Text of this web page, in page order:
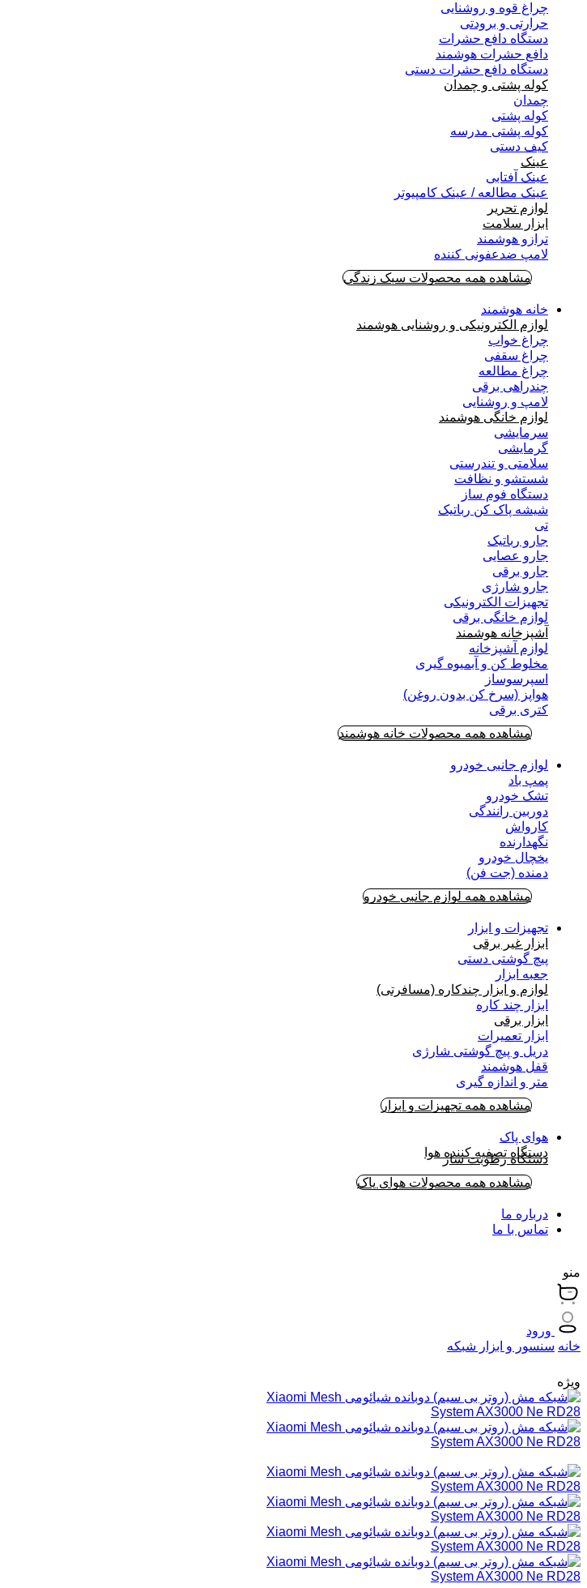
چراغ قوه و روشنایی
حرارتی و برودتی
دستگاه دافع حشرات
دافع حشرات هوشمند
دستگاه دافع حشرات دستی
کوله پشتی و چمدان
چمدان
کوله پشتی
کوله پشتی مدرسه
کیف دستی
عینک
عینک آفتابی
عینک مطالعه / عینک کامپیوتر
لوازم تحریر
ابزار سلامت
ترازو هوشمند
لامپ ضدعفونی کننده
مشاهده همه محصولات سبک زندگی
خانه هوشمند
لوازم الکترونیکی و روشنایی هوشمند
چراغ خواب
چراغ سقفی
چراغ مطالعه
چندراهی برقی
لامپ و روشنایی
لوازم خانگی هوشمند
سرمایشی
گرمایشی
سلامتی و تندرستی
شستشو و نظافت
دستگاه فوم ساز
شیشه پاک کن رباتیک
تی
جارو رباتیک
جارو عصایی
جارو برقی
جارو شارژی
تجهیزات الکترونیکی
لوازم خانگی برقی
آشپزخانه هوشمند
لوازم آشپزخانه
مخلوط کن و آبمیوه گیری
اسپرسوساز
هواپز (سرخ کن بدون روغن)
کتری برقی
مشاهده همه محصولات خانه هوشمند
لوازم جانبی خودرو
پمپ باد
تشک خودرو
دوربین رانندگی
کارواش
نگهدارنده
یخچال خودرو
دمنده (جت فن)
مشاهده همه لوازم جانبی خودرو
تجهیزات و ابزار
ابزار غیر برقی
پیچ گوشتی دستی
جعبه ابزار
لوازم و ابزار چندکاره (مسافرتی)
ابزار چند کاره
ابزار برقی
ابزار تعمیرات
دریل و پیچ گوشتی شارژی
قفل هوشمند
متر و اندازه گیری
مشاهده همه تجهیزات و ابزار
هوای پاک
دستگاه تصفیه کننده هوا
دستگاه رطوبت ساز
مشاهده همه محصولات هوای پاک
درباره ما
تماس با ما
منو
ورود
خانه سنسور و ابزار شبکه
ویژه